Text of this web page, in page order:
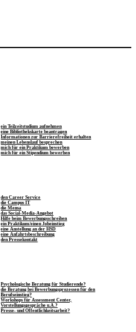
ein Teilzeitstudium aufnehmen
eine Bibliothekskarte beantragen
Informationen zur Barrierefreiheit erhalten
meinen Lebenslauf besprechen
mich für ein Praktikum bewerben
mich für ein Stipendium bewerben
den Career Service
die Campus IT
die Mensa
das Social-Media-Angebot
Hilfe beim Bewerbungsschreiben
ein Praktikum/einen Jobeinstieg
eine Anstellung an der HSD
eine Anfahrtsbeschreibung
den Pressekontakt
Psychologische Beratung für Studierende?
die Beratung bei Bewerbungsprozessen für den
Berufseinstieg?
Workshops für Assessment Center,
Vorstellungsgespräche u.Ä.?
Presse- und Öffentlichkeitsarbeit?